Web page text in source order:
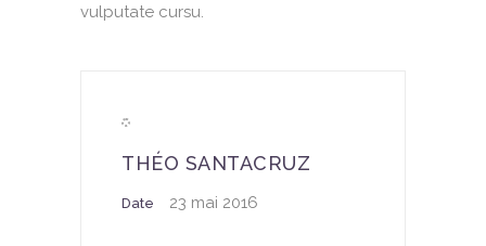
vulputate cursu.
THÉO SANTACRUZ
Date 23 mai 2016